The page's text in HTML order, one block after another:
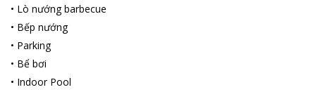
• Lò nướng barbecue
• Bếp nướng
• Parking
• Bể bơi
• Indoor Pool